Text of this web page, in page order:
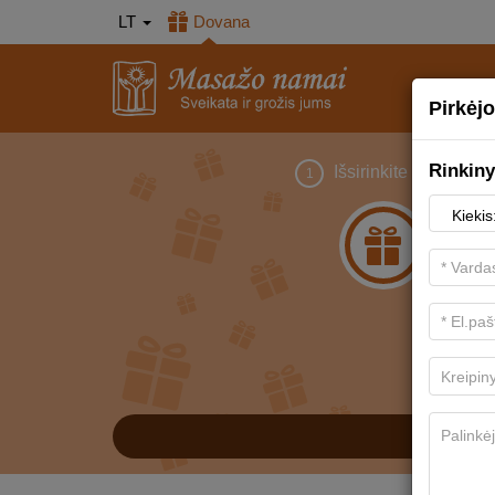
LT Dovana
1 Išsirinkite dovaną